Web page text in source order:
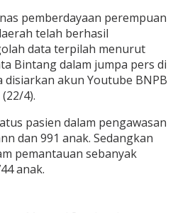
pemberdayaan perempuan
telah berhasil
data terpilah menurut
Bintang dalam jumpa pers di
disiarkan akun Youtube BNPB
4).
pasien dalam pengawasan
dan 991 anak. Sedangkan
pemantauan sebanyak
anak.